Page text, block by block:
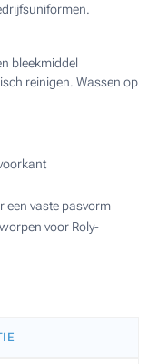
bleekmiddel
reinigen. Wassen op
een vaste pasvorm
voor Roly-